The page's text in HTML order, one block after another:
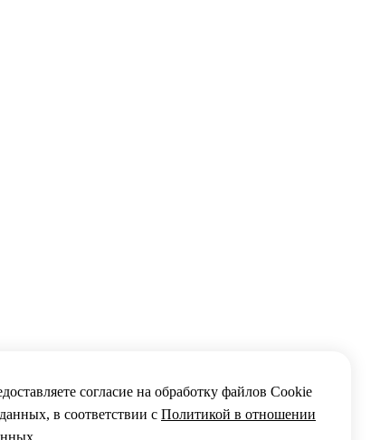
согласие на обработку файлов Сookie
в соответствии с Политикой в отношении